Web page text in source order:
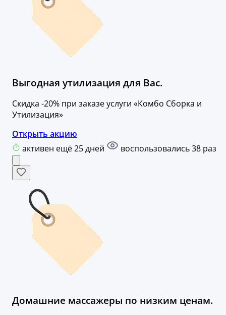
Выгодная утилизация для Вас.
Скидка -20% при заказе услуги «Комбо Сборка и
Утилизация»
Открыть акцию
активен ещё 25 дней
воспользовались 38 раз
Домашние массажеры по низким ценам.